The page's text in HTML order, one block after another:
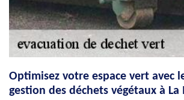
Optimisez votre espace vert avec
gestion des déchets végétaux à